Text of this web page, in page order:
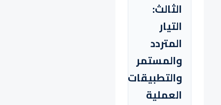
الثالث:
التيار
المتردد
والمستمر
والتطبيقات
العملية